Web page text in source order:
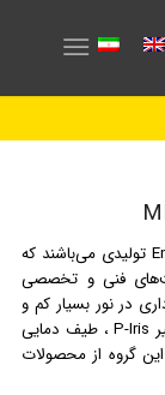
این گروه محصولات از سری محصولات Enterprise تولیدی می‌باشند که
فنی و تخصصی
در نور بسیار کم و
بهره‌مندی از تکنولوژی‌های به روز تصویر‌برداری نظیر P-Iris ، طیف دمایی
گروه از محصولات